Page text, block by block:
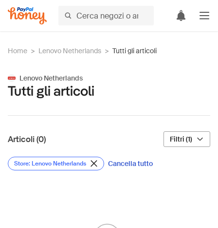
Home > Lenovo Netherlands > Tutti gli articoli
Lenovo Netherlands
Tutti gli articoli
Articoli (0) Filtri (1)
Store: Lenovo Netherlands Cancella tutto